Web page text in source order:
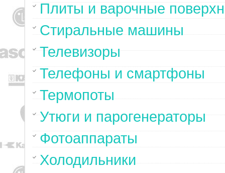
Плиты и варочные
Стиральные машины
Телевизоры
Телефоны и смартфоны
Термопоты
Утюги и парогенераторы
Фотоаппараты
Холодильники